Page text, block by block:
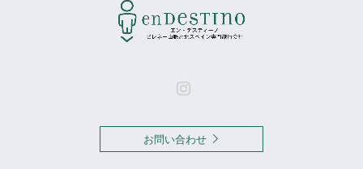
お問い合わせ